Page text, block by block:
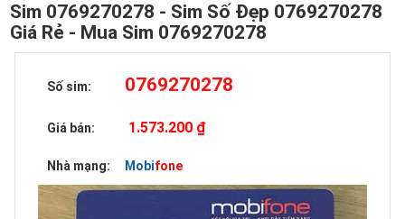
Sim 0769270278 - Sim Số Đẹp 0769270278
Giá Rẻ - Mua Sim 0769270278
Số sim: 0769270278
Giá bán: 1.573.200 ₫
Nhà mạng: Mobifone